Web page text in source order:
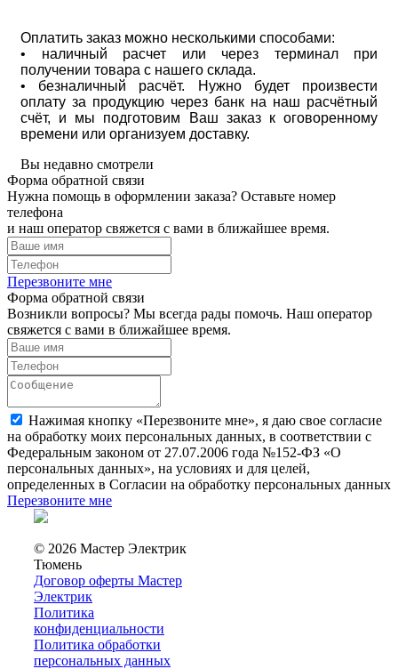
Оплатить заказ можно несколькими способами:
• наличный расчет или через терминал при
получении товара с нашего склада.
• безналичный расчёт. Нужно будет произвести
оплату за продукцию через банк на наш расчётный
счёт, и мы подготовим Ваш заказ к оговоренному
времени или организуем доставку.
Вы недавно смотрели
Форма обратной связи
Нужна помощь в оформлении заказа? Оставьте номер
телефона
и наш оператор свяжется с вами в ближайшее время.
Перезвоните мне
Форма обратной связи
Возникли вопросы? Мы всегда рады помочь. Наш оператор
свяжется с вами в ближайшее время.
Нажимая кнопку «Перезвоните мне», я даю свое согласие
на обработку моих персональных данных, в соответствии с
Федеральным законом от 27.07.2006 года №152-ФЗ «О
персональных данных», на условиях и для целей,
определенных в Согласии на обработку персональных данных
Перезвоните мне
© 2026 Мастер Электрик
Тюмень
Договор оферты Мастер
Электрик
Политика
конфиденциальности
Политика обработки
персональных данных